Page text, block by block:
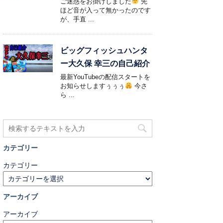
ほど音が入って無かったのです
が、手直 ...
ビッグフィッシュハンタ
ー大久保 幸三の自己紹介
最新YouTubeの配信スタートを
お知らせしますぅぅぅ
今さ
ら ...
カテゴリー
カテゴリー
アーカイブ
アーカイブ